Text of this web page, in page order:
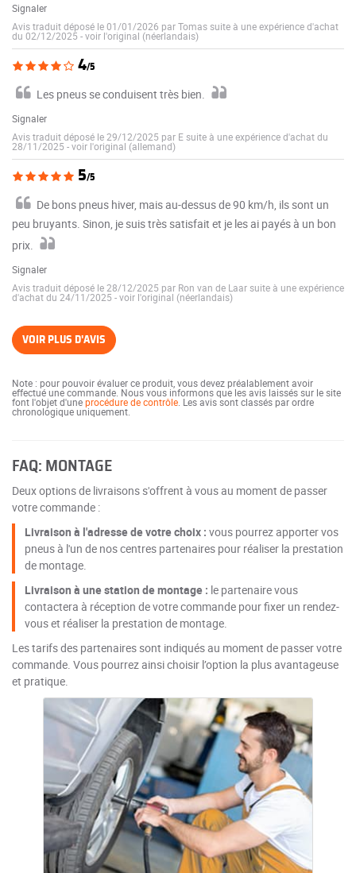
Signaler
Avis traduit déposé le 01/01/2026 par Tomas suite à une expérience d'achat
du 02/12/2025 -voir l'original (néerlandais)
4/5
Les pneus se conduisent très bien.
Signaler
Avis traduit déposé le 29/12/2025 par E suite à une expérience d'achat du
28/11/2025 -voir l'original (allemand)
5/5
De bons pneus hiver, mais au-dessus de 90 km/h, ils sont un
peu bruyants. Sinon, je suis très satisfait et je les ai payés à un bon
prix.
Signaler
Avis traduit déposé le 28/12/2025 par Ron van de Laar suite à une expérience
d'achat du 24/11/2025 -voir l'original (néerlandais)
VOIR PLUS D'AVIS
Note : pour pouvoir évaluer ce produit, vous devez préalablement avoir
effectué une commande. Nous vous informons que les avis laissés sur le site
font l'objet d'uneprocédure de contrôle . Les avis sont classés par ordre
chronologique uniquement.
FAQ: MONTAGE
Deux options de livraisons s'offrent à vous au moment de passer
votre commande :
Livraison à l'adresse de votre choix : vous pourrez apporter vos
pneus à l'un de nos centres partenaires pour réaliser la prestation
de montage.
Livraison à une station de montage : le partenaire vous
contactera à réception de votre commande pour fixer un rendez-
vous et réaliser la prestation de montage.
Les tarifs des partenaires sont indiqués au moment de passer votre
commande. Vous pourrez ainsi choisir l’option la plus avantageuse
et pratique.